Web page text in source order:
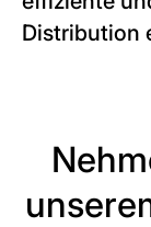
Distribution